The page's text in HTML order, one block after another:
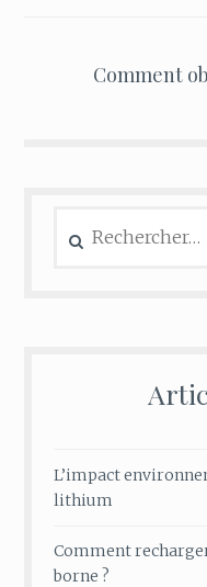
Comment
L’impact
lithium
Comment
borne ?